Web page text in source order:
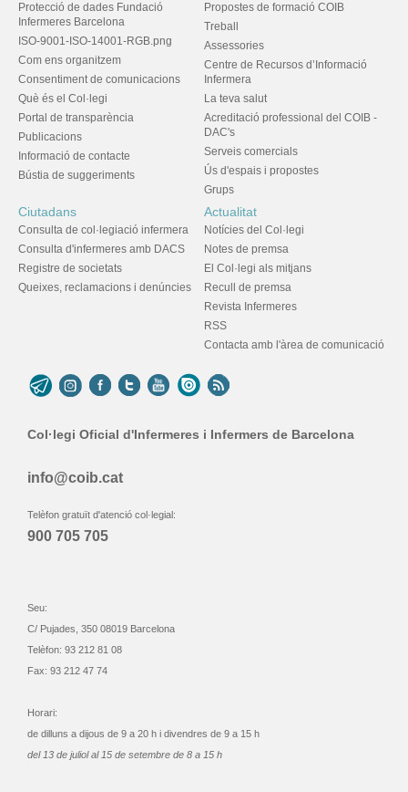
Protecció de dades Fundació
Infermeres Barcelona
ISO-9001-ISO-14001-RGB.png
Com ens organitzem
Consentiment de comunicacions
Què és el Col·legi
Portal de transparència
Publicacions
Informació de contacte
Bústia de suggeriments
Propostes de formació COIB
Treball
Assessories
Centre de Recursos d’Informació
Infermera
La teva salut
Acreditació professional del COIB -
DAC's
Serveis comercials
Ús d'espais i propostes
Grups
Ciutadans
Consulta de col·legiació infermera
Consulta d'infermeres amb DACS
Registre de societats
Queixes, reclamacions i denúncies
Actualitat
Notícies del Col·legi
Notes de premsa
El Col·legi als mitjans
Recull de premsa
Revista Infermeres
RSS
Contacta amb l'àrea de comunicació
Col·legi Oficial d'Infermeres i Infermers de Barcelona
info@coib.cat
Telèfon gratuït d'atenció col·legial:
900 705 705
Seu:
C/ Pujades, 350 08019 Barcelona
Telèfon: 93 212 81 08
Fax: 93 212 47 74
Horari:
de dilluns a dijous de 9 a 20 h i divendres de 9 a 15 h
del 13 de juliol al 15 de setembre de 8 a 15 h